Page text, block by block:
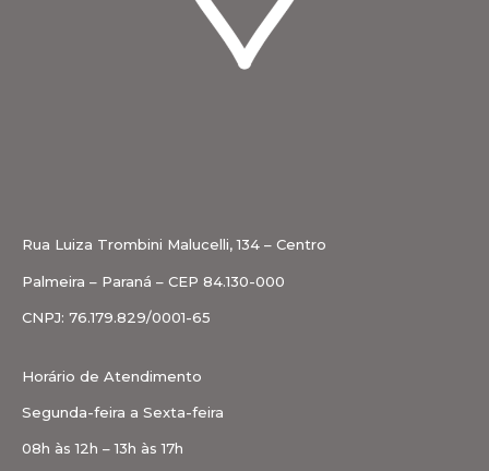
Rua Luiza Trombini Malucelli, 134 – Centro
Palmeira – Paraná – CEP 84.130-000
CNPJ: 76.179.829/0001-65
Horário de Atendimento
Segunda-feira a Sexta-feira
08h às 12h – 13h às 17h